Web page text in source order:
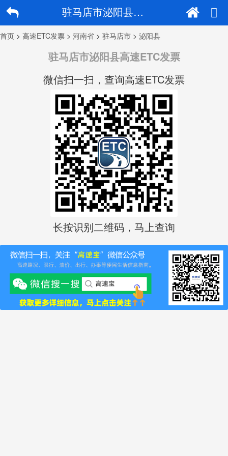
驻马店市泌阳县高速ETC发票
首页 > 高速ETC发票 > 河南省 > 驻马店市 > 泌阳县
驻马店市泌阳县高速ETC发票
微信扫一扫，查询高速ETC发票
长按识别二维码，马上查询